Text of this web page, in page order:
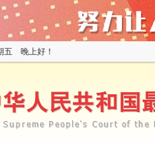
五 晚上好！